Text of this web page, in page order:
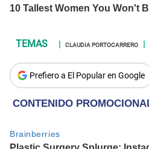
CLAUDIA PORTOCARRERO
Prefiero a El Popular en Google